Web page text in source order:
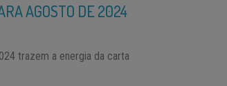
AGOSTO DE 2024
trazem a energia da carta